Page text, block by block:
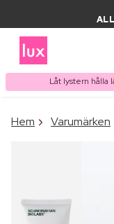
Låt lystern hålla
Hem Varumärken